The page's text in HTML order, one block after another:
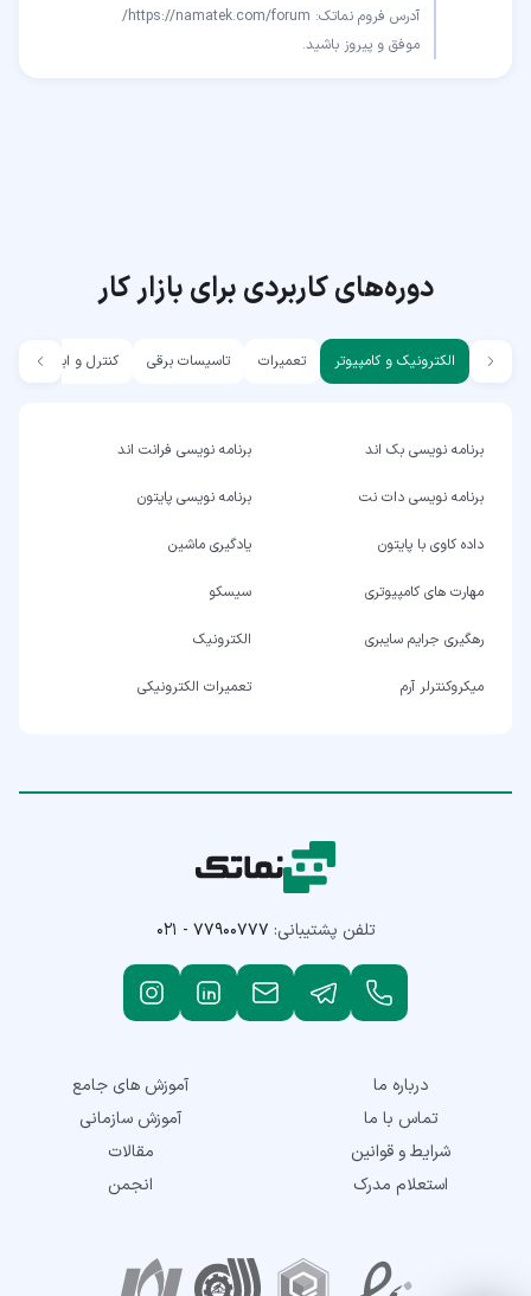
موفق و پیروز باشید.
دوره‌های کاربردی برای بازار کار
الکترونیک و کامپیوتر تعمیرات تاسیسات برقی کنترل و ابزار دقیق
برنامه نویسی بک اند برنامه نویسی فرانت اند
برنامه نویسی دات نت برنامه نویسی پایتون
داده کاوی با پایتون یادگیری ماشین
مهارت های کامپیوتری سیسکو
رهگیری جرایم سایبری الکترونیک
میکروکنترلر آرم تعمیرات الکترونیکی
تلفن پشتیبانی: ۰۲۱ - ۷۷۹۰۰۷۷۷
درباره ما
تماس با ما
شرایط و قوانین
استعلام مدرک
آموزش های جامع
آموزش سازمانی
مقالات
انجمن
نمادهای اعتماد